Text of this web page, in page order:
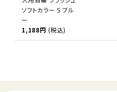
ソフトカラー S ブル
ー
1,188円 (税込)